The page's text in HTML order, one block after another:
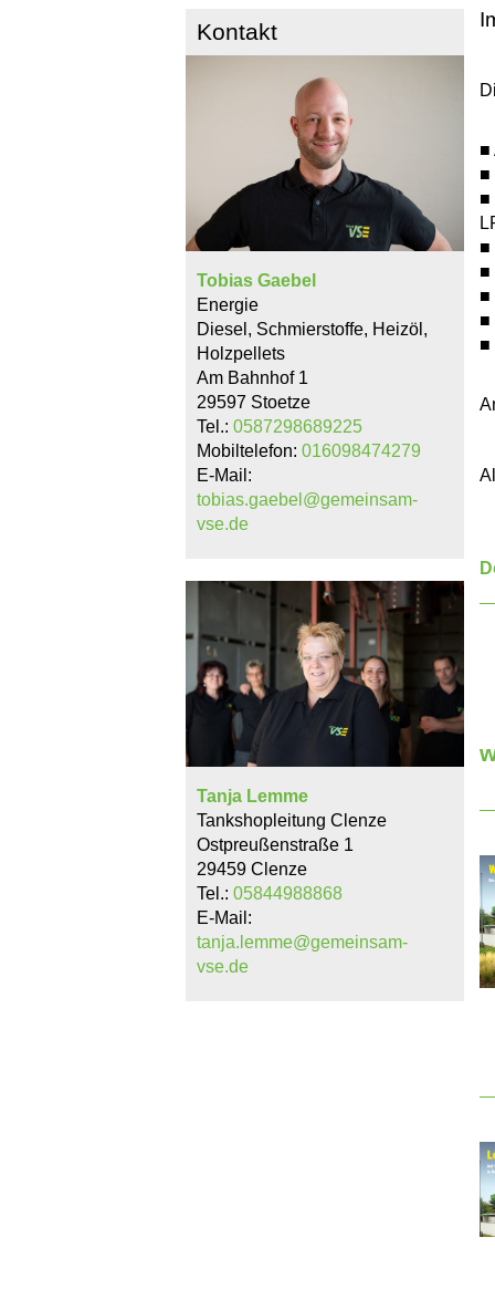
Kontakt
Tobias Gaebel
Energie
Diesel, Schmierstoffe, Heizöl,
Holzpellets
Am Bahnhof 1
29597 Stoetze
Tel.: 0587298689225
Mobiltelefon: 016098474279
E-Mail:
tobias.gaebel@gemeinsam-
vse.de
Tanja Lemme
Tankshopleitung Clenze
Ostpreußenstraße 1
29459 Clenze
Tel.: 05844988868
E-Mail:
tanja.lemme@gemeinsam-
vse.de
■
■
■
■
■
■
■
■